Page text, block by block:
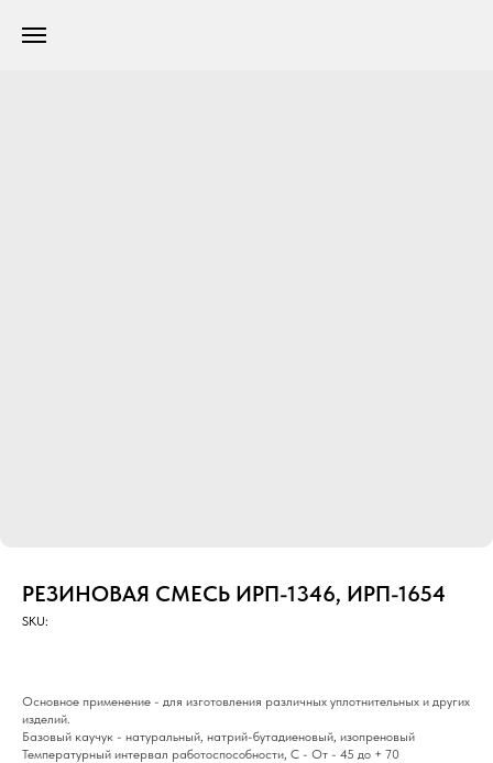
РЕЗИНОВАЯ СМЕСЬ ИРП-1346, ИРП-1654
SKU:
Основное применение - для изготовления различных уплотнительных и других
изделий.
Базовый каучук - натуральный, натрий-бутадиеновый, изопреновый
Температурный интервал работоспособности, С - От - 45 до + 70